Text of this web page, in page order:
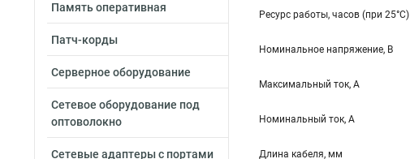
Память оперативная
Патч-корды
Серверное оборудование
Сетевое оборудование под
оптоволокно
Сетевые адаптеры с портами
Ресурс работы, часов (при 25°C)
Номинальное напряжение, В
Максимальный ток, А
Номинальный ток, А
Длина кабеля, мм